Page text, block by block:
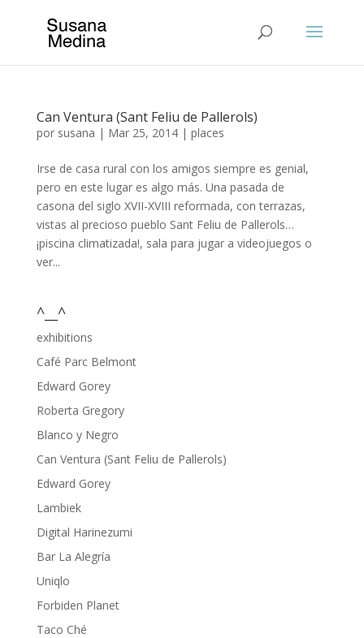
Can Ventura (Sant Feliu de Pallerols)
por susana | Mar 25, 2014| places
Irse de casa rural con los amigos siempre es genial,
pero en este lugar es algo más. Una pasada de
casona del siglo XVII-XVIII reformada, con terrazas,
vistas al precioso pueblo Sant Feliu de Pallerols…
¡piscina climatizada!, sala para jugar a videojuegos o
ver...
^__^
exhibitions
Café Parc Belmont
Edward Gorey
Roberta Gregory
Blanco y Negro
Can Ventura (Sant Feliu de Pallerols)
Edward Gorey
Lambiek
Digital Harinezumi
Bar La Alegría
Uniqlo
Forbiden Planet
Taco Ché